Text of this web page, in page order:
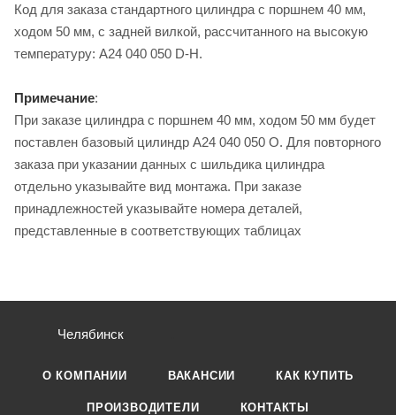
Код для заказа стандартного цилиндра с поршнем 40 мм,
ходом 50 мм, с задней вилкой, рассчитанного на высокую
температуру: A24 040 050 D-H.
Примечание:
При заказе цилиндра с поршнем 40 мм, ходом 50 мм будет
поставлен базовый цилиндр A24 040 050 O. Для повторного
заказа при указании данных с шильдика цилиндра
отдельно указывайте вид монтажа. При заказе
принадлежностей указывайте номера деталей,
представленные в соответствующих таблицах
Челябинск
О КОМПАНИИ ВАКАНСИИ КАК КУПИТЬ
ПРОИЗВОДИТЕЛИ КОНТАКТЫ